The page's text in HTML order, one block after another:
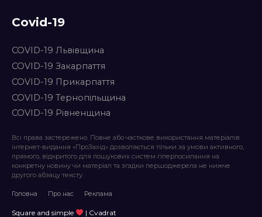
Covid-19
COVID-19 Львівщина
COVID-19 Закарпаття
COVID-19 Прикарпаття
COVID-19 Тернопільщина
COVID-19 Рівненщина
Всі права застережено. Повне або часткове використання матеріалів
інтернет-видання «ПроЗахід» дозволяється тільки за умови активного,
прямого, відкритого для пошукових систем гіперпосилання на
конкретну новину чи матеріал та згадки першоджерела не нижче
другого абзацу тексту.
Головна Про нас Реклама
Square and simple | Cvadrat